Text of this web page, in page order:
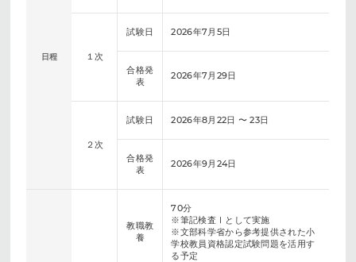
日程 １次
試験日 2026年7月5日
合格発
表
2026年7月29日
２次
試験日 2026年8月22日 〜 23日
合格発
表
2026年9月24日
教職教
養
70分
※筆記検査Ⅰとして実施
※文部科学省から参考提供された小
学校教員資格認定試験問題を活用す
る予定